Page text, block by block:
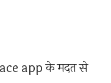
app के मदत से